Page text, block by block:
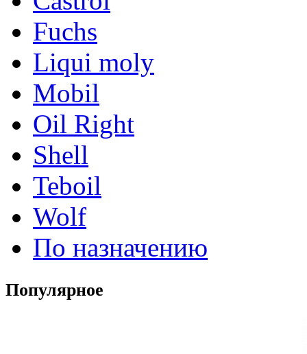
Fuchs
Liqui moly
Mobil
Oil Right
Shell
Teboil
Wolf
По назначению
Популярное